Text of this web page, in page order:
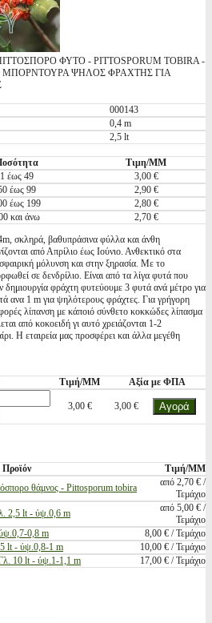
ΦΥΤΟ - PITTOSPORUM TOBIRA -
ΜΠΟΡΝΤΟΥΡΑ ΨΗΛΟΣ ΦΡΑΧΤΗΣ ΓΙΑ
000143
0,4 m
2,5 lt
Τιμη/ΜΜ
1 έως 49
3,00 €
έως 99
2,90 €
έως 199
2,80 €
και άνω
2,70 €
σκληρά, βαθυπράσινα φύλλα και άνθη
από Απρίλιο έως Ιούνιο. Ανθεκτικό στα
μόλυνση και στην ξηρασία. Με το
σε δενδρίλιο. Είναι από τα λίγα φυτά που
δημιουργία φράχτη φυτεύουμε 3 φυτά ανά μέτρο για
ανα 1 m για ψηλότερους φράχτες. Για γρήγορη
λίπανση με κάποιό σύνθετο κοκκώδες λίπασμα
από κοκοειδή γι αυτό χρειάζονται 1-2
Η εταιρεία μας προσφέρει και άλλα μεγέθη
Τιμή/ΜΜ Αξία με ΦΠΑ
3,00 € 3,00 €
Προϊόν
Τιμή/ΜΜ
θάμνος - Pittosporum tobira
από 2,70 € /
Τεμάχιο
2,5 lt - ύψ.0,6 m
από 5,00 € /
Τεμάχιο
0,8 m
8,00 € / Τεμάχιο
5 lt - ύψ.0,8-1 m
10,00 € / Τεμάχιο
10 lt - ύψ.1-1,1 m 17,00 € / Τεμάχιο